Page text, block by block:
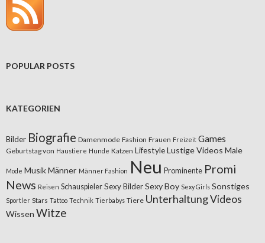
POPULAR POSTS
KATEGORIEN
Bilder Biografie Damenmode Fashion Frauen Freizeit Games
Geburtstag von Haustiere Hunde Katzen LifestyleLustige Videos Male
Mode MusikMänner Männer Fashion Neu Prominente Promi
News Reisen Schauspieler Sexy BilderSexy Boy Sexy Girls Sonstiges
Sportler Stars Tattoo Technik Tierbabys Tiere UnterhaltungVideos
Wissen Witze